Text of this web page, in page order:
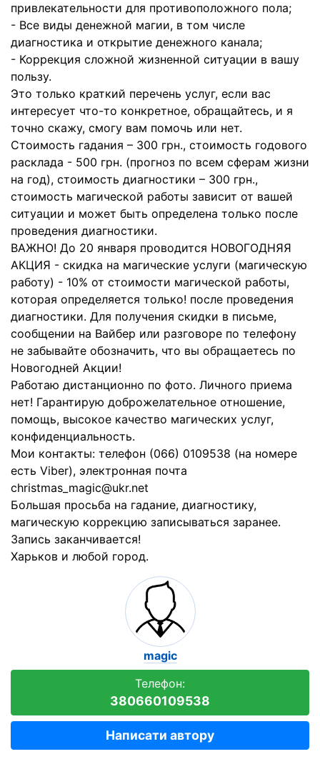
привлекательности для противоположного пола;
- Все виды денежной магии, в том числе
диагностика и открытие денежного канала;
- Коррекция сложной жизненной ситуации в вашу
пользу.
Это только краткий перечень услуг, если вас
интересует что-то конкретное, обращайтесь, и я
точно скажу, смогу вам помочь или нет.
Стоимость гадания – 300 грн., стоимость годового
расклада - 500 грн. (прогноз по всем сферам жизни
на год), стоимость диагностики – 300 грн.,
стоимость магической работы зависит от вашей
ситуации и может быть определена только после
проведения диагностики.
ВАЖНО! До 20 января проводится НОВОГОДНЯЯ
АКЦИЯ - скидка на магические услуги (магическую
работу) - 10% от стоимости магической работы,
которая определяется только! после проведения
диагностики. Для получения скидки в письме,
сообщении на Вайбер или разговоре по телефону
не забывайте обозначить, что вы обращаетесь по
Новогодней Акции!
Работаю дистанционно по фото. Личного приема
нет! Гарантирую доброжелательное отношение,
помощь, высокое качество магических услуг,
конфиденциальность.
Мои контакты: телефон (066) 0109538 (на номере
есть Viber), электронная почта
christmas_magic@ukr.net
Большая просьба на гадание, диагностику,
магическую коррекцию записываться заранее.
Запись заканчивается!
Харьков и любой город.
magic
Телефон:
380660109538
Написати автору